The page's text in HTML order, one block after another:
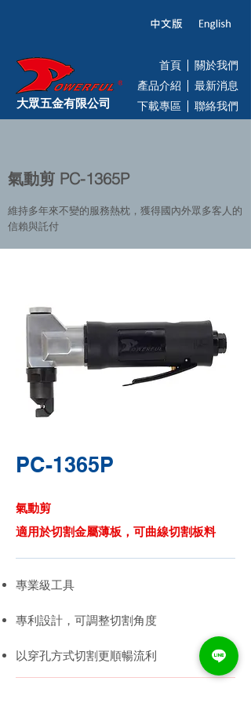
大眾五金有限公司
首頁
關於我們
產品介紹
最新消息
下載專區
聯絡我們
氣動剪 PC-1365P
維持多年來不變的服務熱枕，獲得國內外眾多客人的
信賴與託付
PC-1365P
氣動剪
適用於切割金屬薄板，可曲線切割板料
專業級工具
專利設計，可調整切割角度
以穿孔方式切割更順暢流利